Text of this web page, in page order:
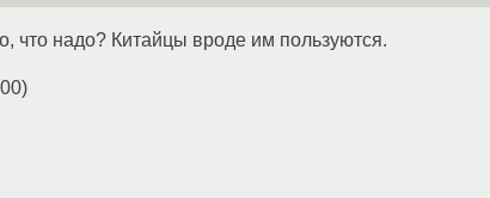
что надо? Китайцы вроде им пользуются.
)